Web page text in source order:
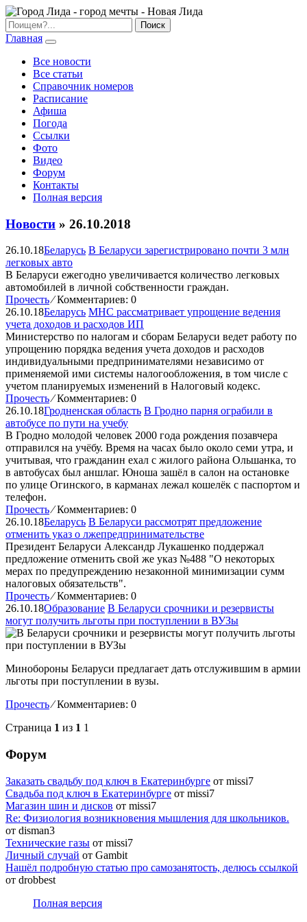
Главная
Все новости
Все статьи
Справочник номеров
Расписание
Афиша
Погода
Ссылки
Фото
Видео
Форум
Контакты
Полная версия
Новости » 26.10.2018
26.10.18Беларусь В Беларуси зарегистрировано почти 3 млн
легковых авто
В Беларуси ежегодно увеличивается количество легковых
автомобилей в личной собственности граждан.
Прочесть ⁄Комментариев: 0
26.10.18Беларусь МНС рассматривает упрощение ведения
учета доходов и расходов ИП
Министерство по налогам и сборам Беларуси ведет работу по
упрощению порядка ведения учета доходов и расходов
индивидуальными предпринимателями независимо от
применяемой ими системы налогообложения, в том числе с
учетом планируемых изменений в Налоговый кодекс.
Прочесть ⁄Комментариев: 0
26.10.18Гродненская область В Гродно парня ограбили в
автобусе по пути на учебу
В Гродно молодой человек 2000 года рождения позавчера
отправился на учёбу. Время на часах было около семи утра, и
учитывая, что гражданин ехал с жилого района Ольшанка, то
в автобусах был аншлаг. Юноша зашёл в салон на остановке
по улице Огинского, в карманах лежал кошелёк с паспортом и
телефон.
Прочесть ⁄Комментариев: 0
26.10.18Беларусь В Беларуси рассмотрят предложение
отменить указ о лжепредпринимательстве
Президент Беларуси Александр Лукашенко поддержал
предложение отменить свой же указ №488 "О некоторых
мерах по предупреждению незаконной минимизации сумм
налоговых обязательств".
Прочесть ⁄Комментариев: 0
26.10.18Образование В Беларуси срочники и резервисты
могут получить льготы при поступлении в ВУЗы
Минобороны Беларуси предлагает дать отслужившим в армии
льготы при поступлении в вузы.
Прочесть ⁄Комментариев: 0
Страница 1 из 1 1
Форум
Заказать свадьбу под ключ в Екатеринбурге от missi7
Cвадьба под ключ в Екатеринбурге от missi7
Магазин шин и дисков от missi7
Re: Физиология возникновения мышления для школьников.
от disman3
Технические газы от missi7
Личный случай от Gambit
Нашёл подробную статью про самозанятость, делюсь ссылкой
от drobbest
Полная версия